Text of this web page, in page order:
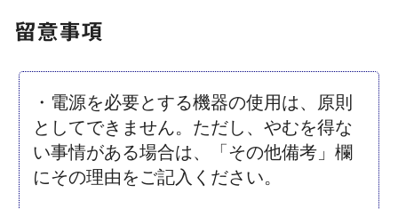
留意事項
・電源を必要とする機器の使用は、原則
としてできません。ただし、やむを得な
い事情がある場合は、「その他備考」欄
にその理由をご記入ください。